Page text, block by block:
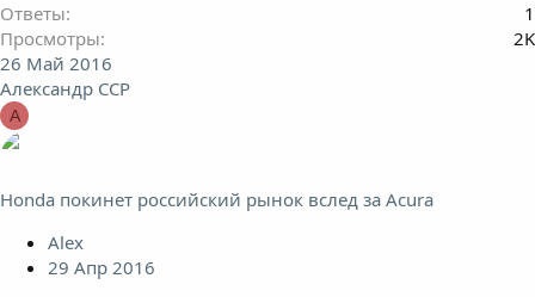
Ответы
1
Просмотры
2K
26 Май 2016
Александр ССР
А
Honda покинет российский рынок вслед за Acura
Alex
29 Апр 2016